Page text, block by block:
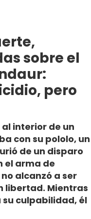
sobre el
pero
interior de un
con su pololo, un
de un disparo
el arma de
alcanzó a ser
libertad. Mientras
culpabilidad, él